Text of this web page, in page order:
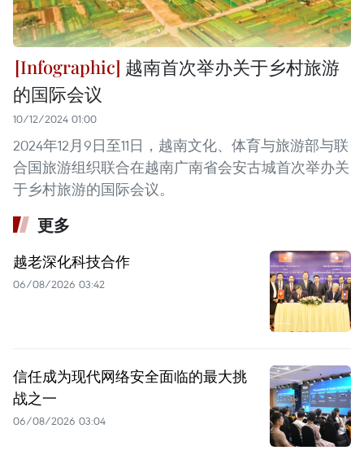
越南首次举办关于乡村旅游
的国际会议
10/12/2024 01:00
2024年12月9日至11日，越南文化、体育与旅游部与联
合国旅游组织联合在越南广南省会安古城首次举办关
于乡村旅游的国际会议。
更多
越老深化科技合作
06/08/2026 03:42
信任成为现代网络安全面临的最大挑
战之一
06/08/2026 03:04